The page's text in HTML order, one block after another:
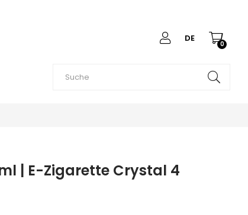
DE
0
| E-Zigarette Crystal 4